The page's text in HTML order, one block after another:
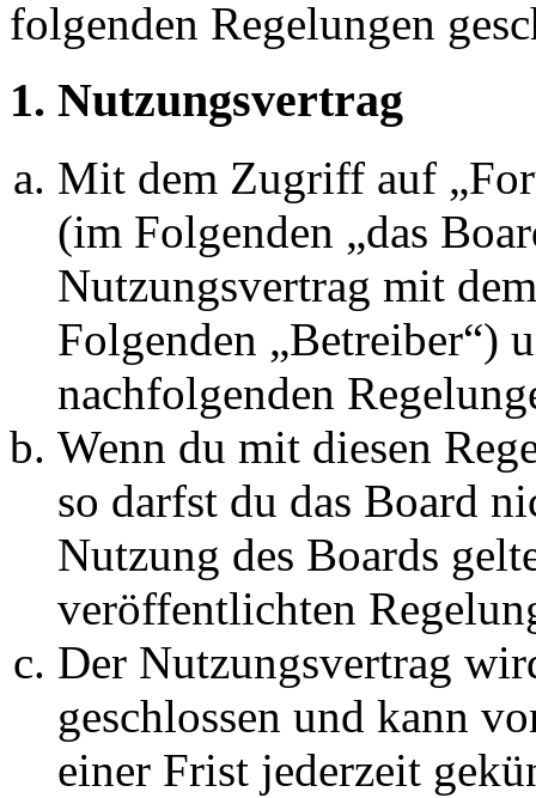
folgenden Regelungen
1. Nutzungsvertrag
Mit dem Zugriff auf
(im Folgenden „das
Nutzungsvertrag mit
Folgenden „Betreiber“)
nachfolgenden
Wenn du mit diesen
so darfst du das Board
Nutzung des Boards
veröffentlichten
Der Nutzungsvertrag
geschlossen und kann
einer Frist jederzeit